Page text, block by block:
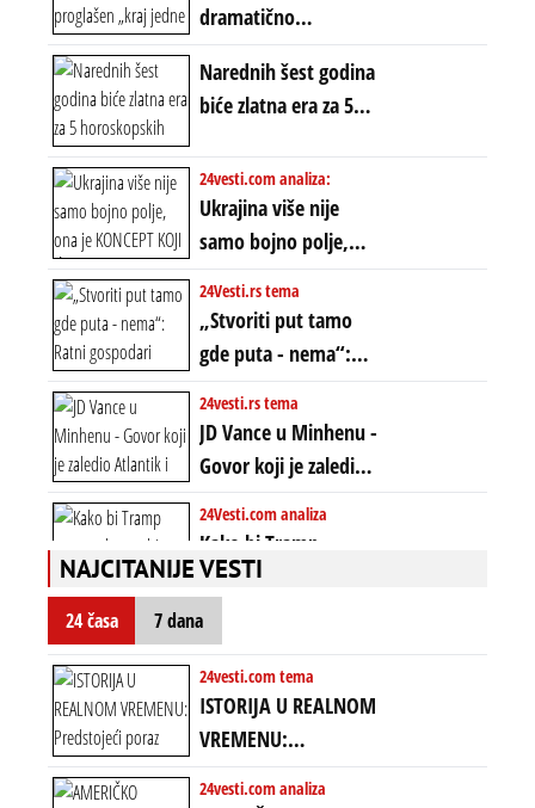
dramatično
proglašen „kraj jedne
ere“, ali sa
dvostrukom
neistinom: forma te
ere završila se na
istom mestu, ali
prošle godine
Narednih šest godina
biće zlatna era za 5
znakova: Stiže lavina
novca i bogatstva
24vesti.com analiza:
Ukrajina više nije
samo bojno polje,
ona je KONCEPT KOJI
ĆE RASPASTI CEO
ZAPADNI SVET
24Vesti.rs tema
„Stvoriti put tamo
gde puta - nema“:
Ratni gospodari
plaču za starim
poretkom... Bez
ikakve realpolitike u
njima, oni su sada
nebitni kao Zelenski
24vesti.rs tema
JD Vance u Minhenu -
Govor koji je zaledio
Atlantik i duboko
šokirao Evropu (ceo
transkript)
24Vesti.com analiza
Kako bi Tramp
mogao da ugrabi
TREĆI MANDAT -
uprkos 22.
amandmanu
NAJCITANIJE VESTI
24 časa 7 dana
24vesti.com tema
ISTORIJA U REALNOM
VREMENU:
Predstojeći poraz
24vesti.com analiza